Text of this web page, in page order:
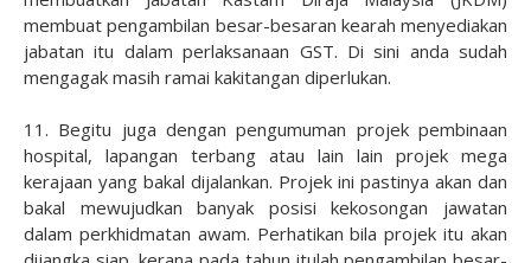
membuat pengambilan besar-besaran kearah menyediakan
jabatan itu dalam perlaksanaan GST. Di sini anda sudah
mengagak masih ramai kakitangan diperlukan.
11. Begitu juga dengan pengumuman projek pembinaan
hospital, lapangan terbang atau lain lain projek mega
kerajaan yang bakal dijalankan. Projek ini pastinya akan dan
bakal mewujudkan banyak posisi kekosongan jawatan
dalam perkhidmatan awam. Perhatikan bila projek itu akan